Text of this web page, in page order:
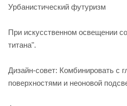
Урбанистический футуризм
При искусственном освещении
титана".
Дизайн-совет: Комбинировать с
поверхностями и неоновой